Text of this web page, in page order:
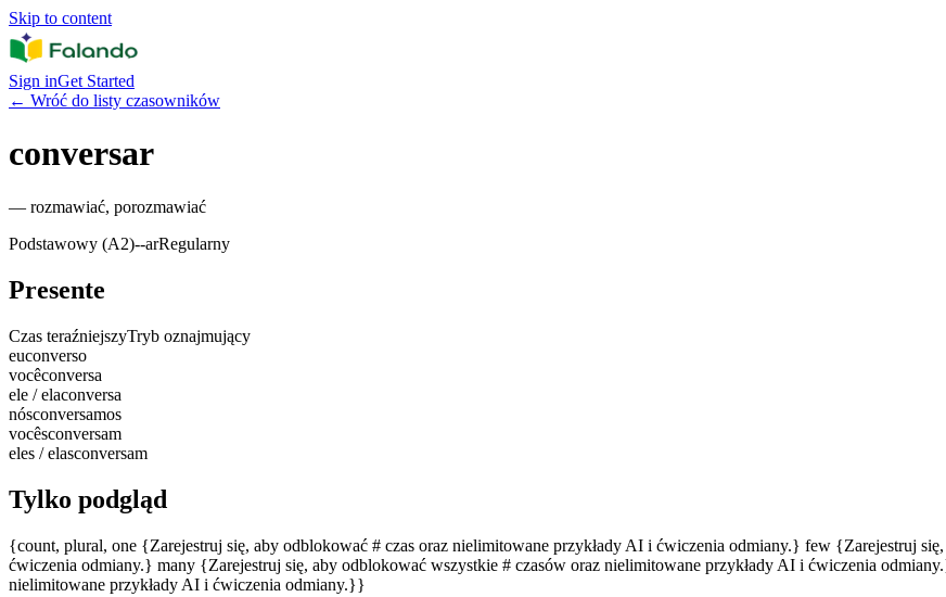
Skip to content
Sign inGet Started
← Wróć do listy czasowników
conversar
— rozmawiać, porozmawiać
Podstawowy (A2)--arRegularny
Presente
Czas teraźniejszyTryb oznajmujący
euconverso
vocêconversa
ele / elaconversa
nósconversamos
vocêsconversam
eles / elasconversam
Tylko podgląd
{count, plural, one {Zarejestruj się, aby odblokować # czas oraz nielimitowane przykłady AI i ćwiczenia odmiany.} few {Zarejestruj
ćwiczenia odmiany.} many {Zarejestruj się, aby odblokować wszystkie # czasów oraz nielimitowane przykłady AI i ćwiczenia
nielimitowane przykłady AI i ćwiczenia odmiany.}}